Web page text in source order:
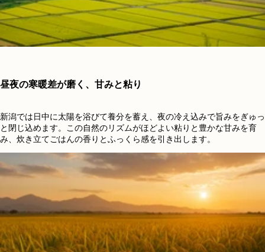
昼夜の寒暖差が磨く、甘みと粘り
新潟では日中に太陽を浴びて養分を蓄え、夜の冷え込みで旨みをぎゅっ
と閉じ込めます。この自然のリズムがほどよい粘りと豊かな甘みを育
み、炊き立てごはんの香りとふっくら感を引き出します。